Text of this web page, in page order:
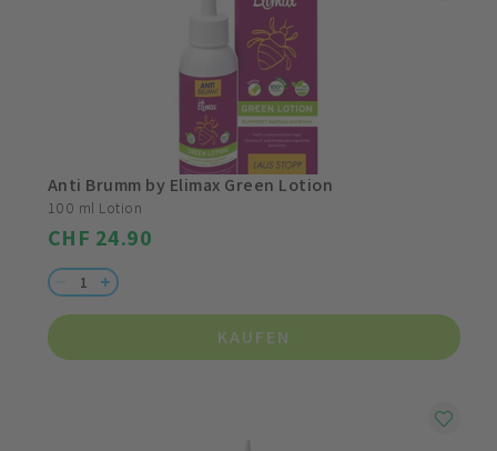
Anti Brumm by Elimax Green Lotion
100 ml Lotion
CHF 24.90
KAUFEN